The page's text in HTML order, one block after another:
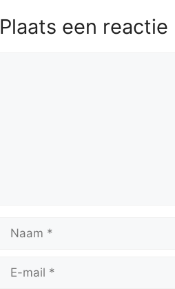
Plaats een reactie
mail